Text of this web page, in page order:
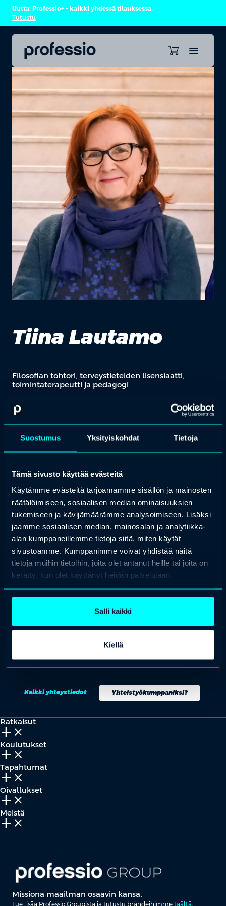
Suostumus Yksityiskohdat Tietoja
Tämä sivusto käyttää evästeitä
Käytämme evästeitä tarjoamamme sisällön ja mainosten
räätälöimiseen, sosiaalisen median ominaisuuksien
tukemiseen ja kävijämäärämme analysoimiseen. Lisäksi
jaamme sosiaalisen median, mainosalan ja analytiikka-
alan kumppaneillemme tietoja siitä, miten käytät
sivustoamme. Kumppanimme voivat yhdistää näitä
tietoja muihin tietoihin, joita olet antanut heille tai joita on
kerätty, kun olet käyttänyt heidän palvelujaan.
Salli kaikki
Kiellä
Uutta: Professio+ – kaikki yhdessä tilauksessa.
Tutustu
Tiina Lautamo
Filosofian tohtori, terveystieteiden lisensiaatti,
toimintaterapeutti ja pedagogi
Tiina on työssään toimintaterapeuttina innostunut pohtimaan
leikin merkitystä lapsen kehityksen ja oppimisen
peruslähtökohtana sekä osallistumisen paikkana. Tukijana ja
kehittäjänä hän on perehtynyt syvälle leikin kiehtovaan
maailmaan, joten hän on todellinen alan rautainen
ammattilainen. Lautamon erityisosaamisalueita ovat ihmisen
Lautamo toimii leikkitaitojen kouluttajana ja työyhteisöjen
valmentajana omassa yrityksessään Ralla Oy:ssä. Pedagogina
hänellä on pitkä kokemus sosiaalialan, kuntoutuksen ja
OTA YHTEYTTÄ
Kaikki yhteystiedot Yhteistyökumppaniksi?
Ratkaisut
add_2 close
Koulutukset
add_2 close
Tapahtumat
add_2 close
Oivallukset
add_2 close
Meistä
add_2 close
Missiona maailman osaavin kansa.